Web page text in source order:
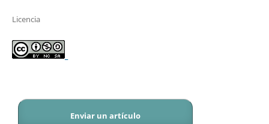
Licencia
_
Enviar un artículo